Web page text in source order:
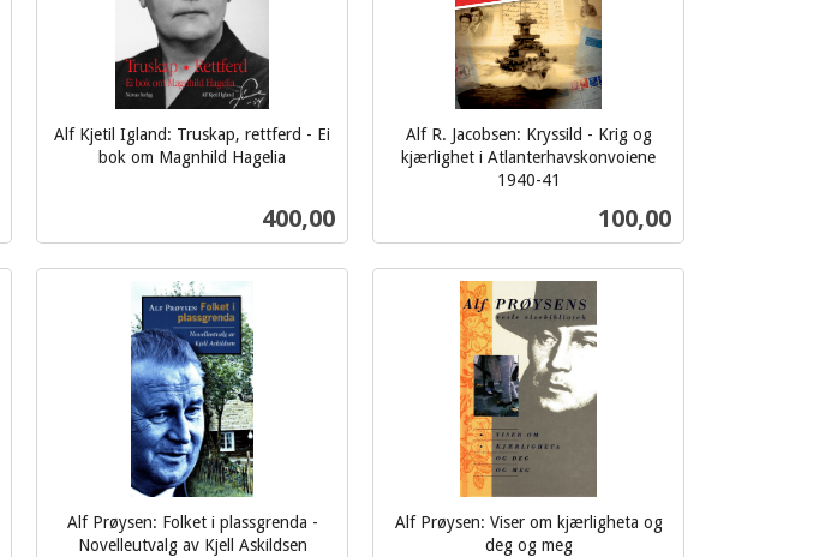
Alf Kjetil Igland: Truskap, rettferd - Ei
bok om Magnhild Hagelia
Pris
400,00
Kjøp
Alf R. Jacobsen: Kryssild - Krig og
kjærlighet i Atlanterhavskonvoiene
1940-41
Pris
100,00
Kjøp
Alf Prøysen: Folket i plassgrenda -
Novelleutvalg av Kjell Askildsen
Alf Prøysen: Viser om kjærligheta og
deg og meg